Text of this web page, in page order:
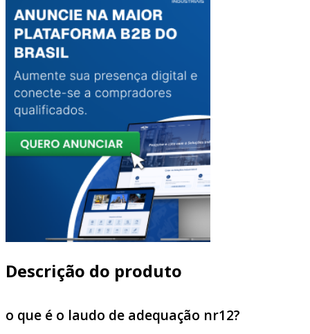
Descrição do produto
o que é o laudo de adequação nr12?